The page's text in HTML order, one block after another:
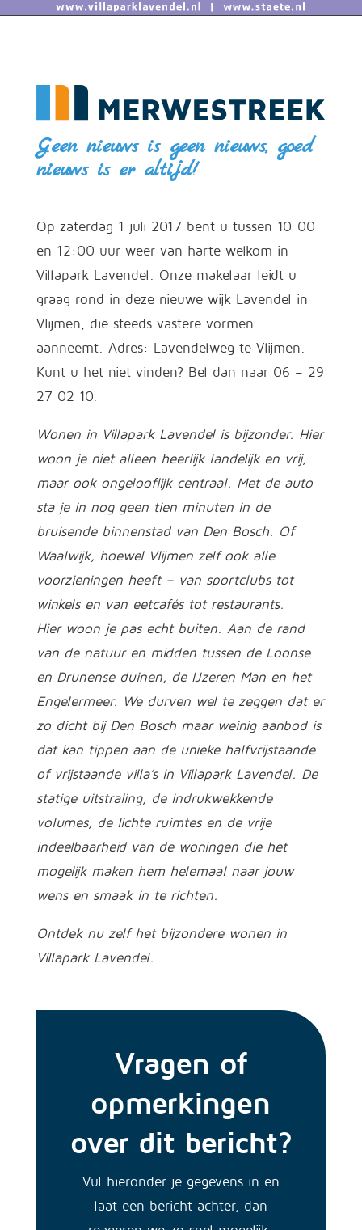
Geen nieuws is geen nieuws, goed
nieuws is er altijd!
Op zaterdag 1 juli 2017 bent u tussen 10:00
en 12:00 uur weer van harte welkom in
Villapark Lavendel. Onze makelaar leidt u
graag rond in deze nieuwe wijk Lavendel in
Vlijmen, die steeds vastere vormen
aanneemt. Adres: Lavendelweg te Vlijmen.
Kunt u het niet vinden? Bel dan naar 06 – 29
27 02 10.
Wonen in Villapark Lavendel is bijzonder. Hier
woon je niet alleen heerlijk landelijk en vrij,
maar ook ongelooflijk centraal. Met de auto
sta je in nog geen tien minuten in de
bruisende binnenstad van Den Bosch. Of
Waalwijk, hoewel Vlijmen zelf ook alle
voorzieningen heeft – van sportclubs tot
winkels en van eetcafés tot restaurants.
Hier woon je pas echt buiten. Aan de rand
van de natuur en midden tussen de Loonse
en Drunense duinen, de IJzeren Man en het
Engelermeer. We durven wel te zeggen dat er
zo dicht bij Den Bosch maar weinig aanbod is
dat kan tippen aan de unieke halfvrijstaande
of vrijstaande villa’s in Villapark Lavendel. De
statige uitstraling, de indrukwekkende
volumes, de lichte ruimtes en de vrije
indeelbaarheid van de woningen die het
mogelijk maken hem helemaal naar jouw
wens en smaak in te richten.
Ontdek nu zelf het bijzondere wonen in
Villapark Lavendel.
Vragen of
opmerkingen
over dit bericht?
Vul hieronder je gegevens in en
laat een bericht achter, dan